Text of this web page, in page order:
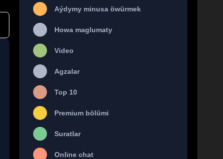
Aýdymy minusa öwürmek
Howa maglumaty
Video
Agzalar
Top 10
Premium bölümi
Suratlar
Online chat